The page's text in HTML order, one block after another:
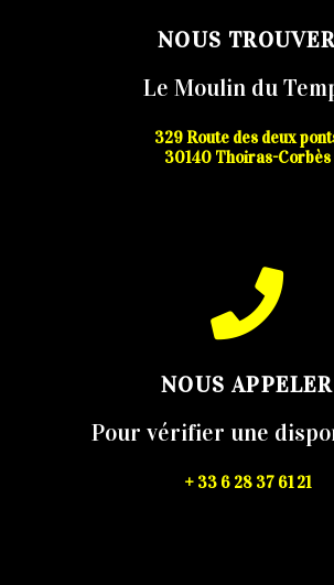
NOUS
Le Moulin du
329 Route des deux
30140 Thoiras-Corbès
NOUS APPELER
Pour vérifier une
+ 33 6 28 37 61 21